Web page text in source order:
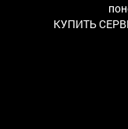
КУПИТЬ